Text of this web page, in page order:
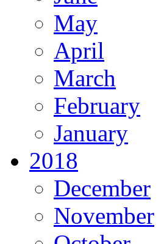
May
April
March
February
January
2018
December
November